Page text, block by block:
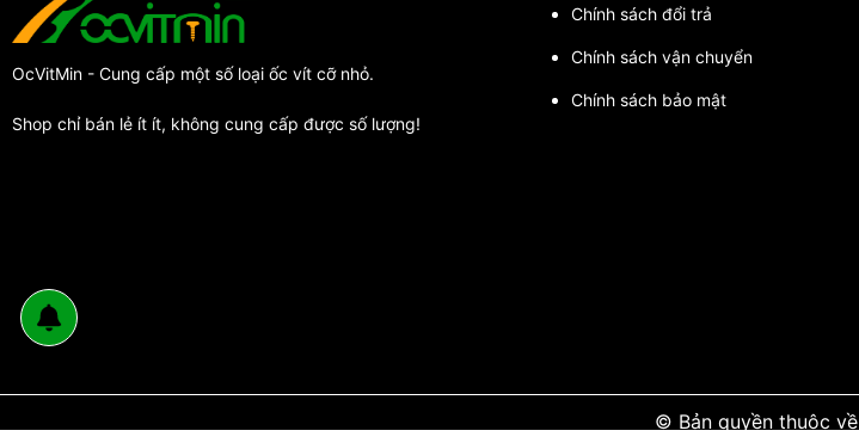
OcVitMin - Cung cấp một số loại ốc vít cỡ nhỏ.
Shop chỉ bán lẻ ít ít, không cung cấp được số lượng!
Chính sách đổi trả
Chính sách vận chuyển
Chính sách bảo mật
© Bản quyền thuộc về